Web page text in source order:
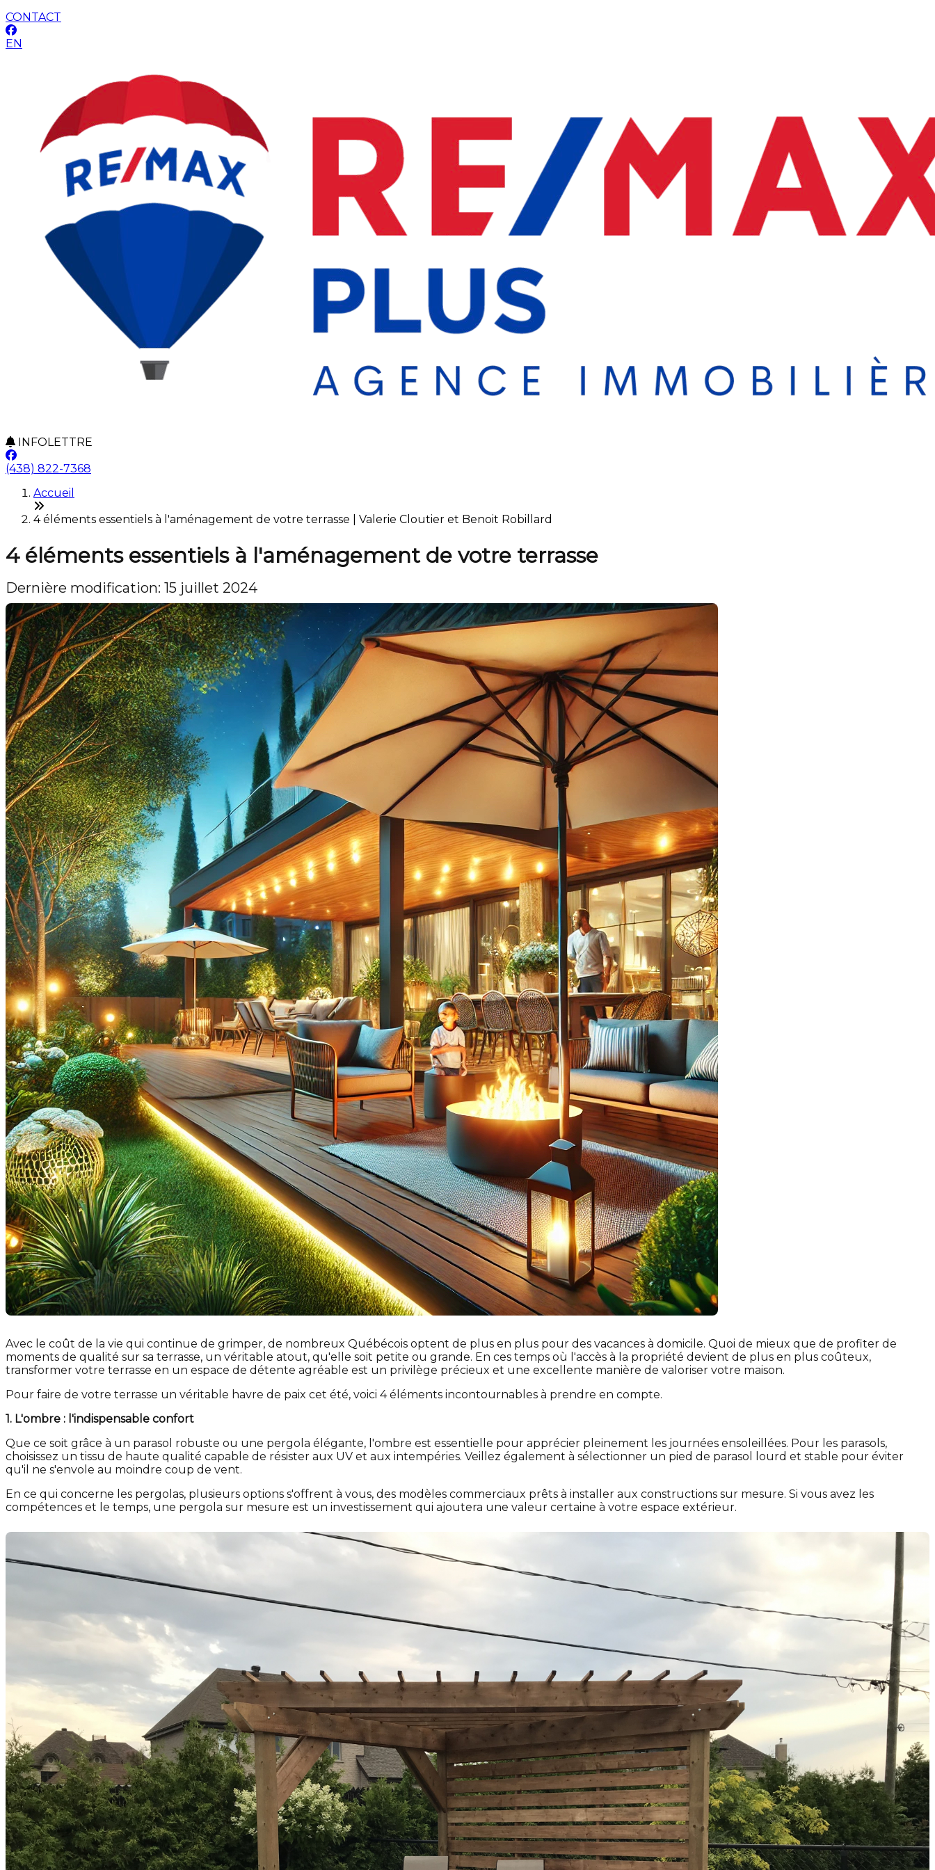
CONTACT
EN
INFOLETTRE
(438) 822-7368
Accueil
4 éléments essentiels à l'aménagement de votre terrasse | Valerie Cloutier et Benoit Robillard
4 éléments essentiels à l'aménagement de votre terrasse
Dernière modification: 15 juillet 2024
Avec le coût de la vie qui continue de grimper, de nombreux Québécois optent de plus en plus pour des vacances à domicile. Quoi de mieux que de profiter de
moments de qualité sur sa terrasse, un véritable atout, qu'elle soit petite ou grande. En ces temps où l'accès à la propriété devient de plus en plus coûteux,
transformer votre terrasse en un espace de détente agréable est un privilège précieux et une excellente manière de valoriser votre maison.
Pour faire de votre terrasse un véritable havre de paix cet été, voici 4 éléments incontournables à prendre en compte.
1. L'ombre : l'indispensable confort
Que ce soit grâce à un parasol robuste ou une pergola élégante, l'ombre est essentielle pour apprécier pleinement les journées ensoleillées. Pour les parasols,
choisissez un tissu de haute qualité capable de résister aux UV et aux intempéries. Veillez également à sélectionner un pied de parasol lourd et stable pour éviter
qu'il ne s'envole au moindre coup de vent.
En ce qui concerne les pergolas, plusieurs options s'offrent à vous, des modèles commerciaux prêts à installer aux constructions sur mesure. Si vous avez les
compétences et le temps, une pergola sur mesure est un investissement qui ajoutera une valeur certaine à votre espace extérieur.